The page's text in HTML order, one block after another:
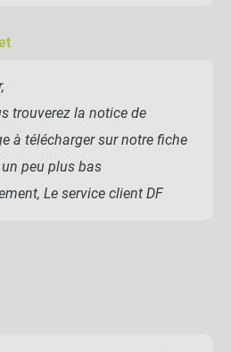
trouverez la notice de
à télécharger sur notre fiche
peu plus bas
Le service client DF